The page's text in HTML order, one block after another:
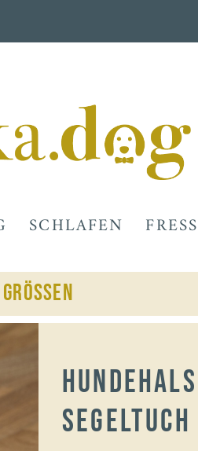
SCHLAFEN
Grössen
Segeltuch